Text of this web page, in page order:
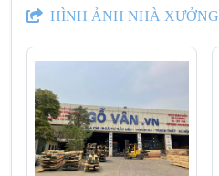
HÌNH ẢNH NHÀ XƯỞNG